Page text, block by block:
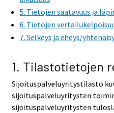
5. Tietojen saatavuus ja
6. Tietojen
7. Selkeys ja eheys/
1. Tilastotietojen
Sijoituspalveluyritystilasto
sijoituspalveluyritysten
sijoituspalveluyritysten